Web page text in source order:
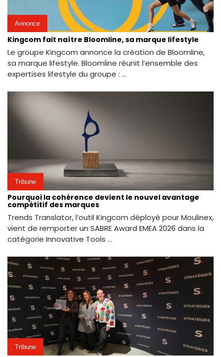
Annonce
Kingcom fait naître Bloomline, sa marque lifestyle
Le groupe Kingcom annonce la création de Bloomline,
sa marque lifestyle. Bloomline réunit l’ensemble des
expertises lifestyle du groupe : ...
Tribune
Pourquoi la cohérence devient le nouvel avantage
compétitif des marques
Trends Translator, l’outil Kingcom déployé pour Moulinex,
vient de remporter un SABRE Award EMEA 2026 dans la
catégorie Innovative Tools ...
Tribune